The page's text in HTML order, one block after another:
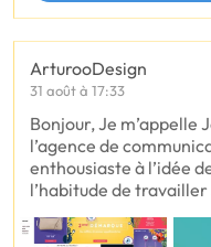
ArturooDesign
31 août à 17:33
Bonjour, Je
l’agence de
enthousiaste à l’idée
l’habitude de travailler